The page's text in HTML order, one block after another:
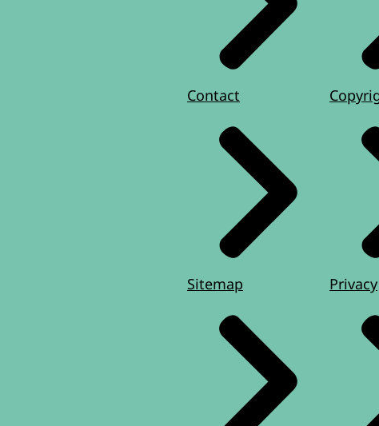
Contact
Sitemap Privacy